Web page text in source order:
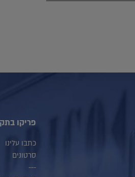
פריקו
כתבו עלינו
סרטונים
---